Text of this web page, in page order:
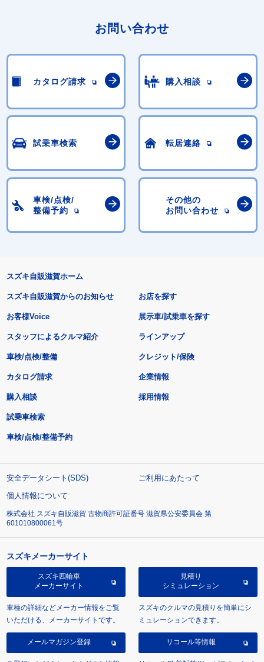
お問い合わせ
カタログ請求 購入相談
試乗車検索 転居連絡
車検/点検/
整備予約
その他の
お問い合わせ
スズキ自販滋賀ホーム
スズキ自販滋賀からのお知らせ
お客様Voice
スタッフによるクルマ紹介
お店を探す
展示車/試乗車を探す
ラインアップ
車検/点検/整備 クレジット/保険
カタログ請求
購入相談
試乗車検索
車検/点検/整備予約
企業情報
採用情報
安全データシート(SDS)
ご利用にあたって
個人情報について
株式会社 スズキ自販滋賀 古物商許可証番号 滋賀県公安委員会 第
601010800061号
スズキメーカーサイト
スズキ四輪車
メーカーサイト
車種の詳細などメーカー情報をご覧
いただける、メーカーサイトです。
見積り
シミュレーション
スズキのクルマの見積りを簡単にシ
ミュレーションできます。
メールマガジン登録 リコール等情報